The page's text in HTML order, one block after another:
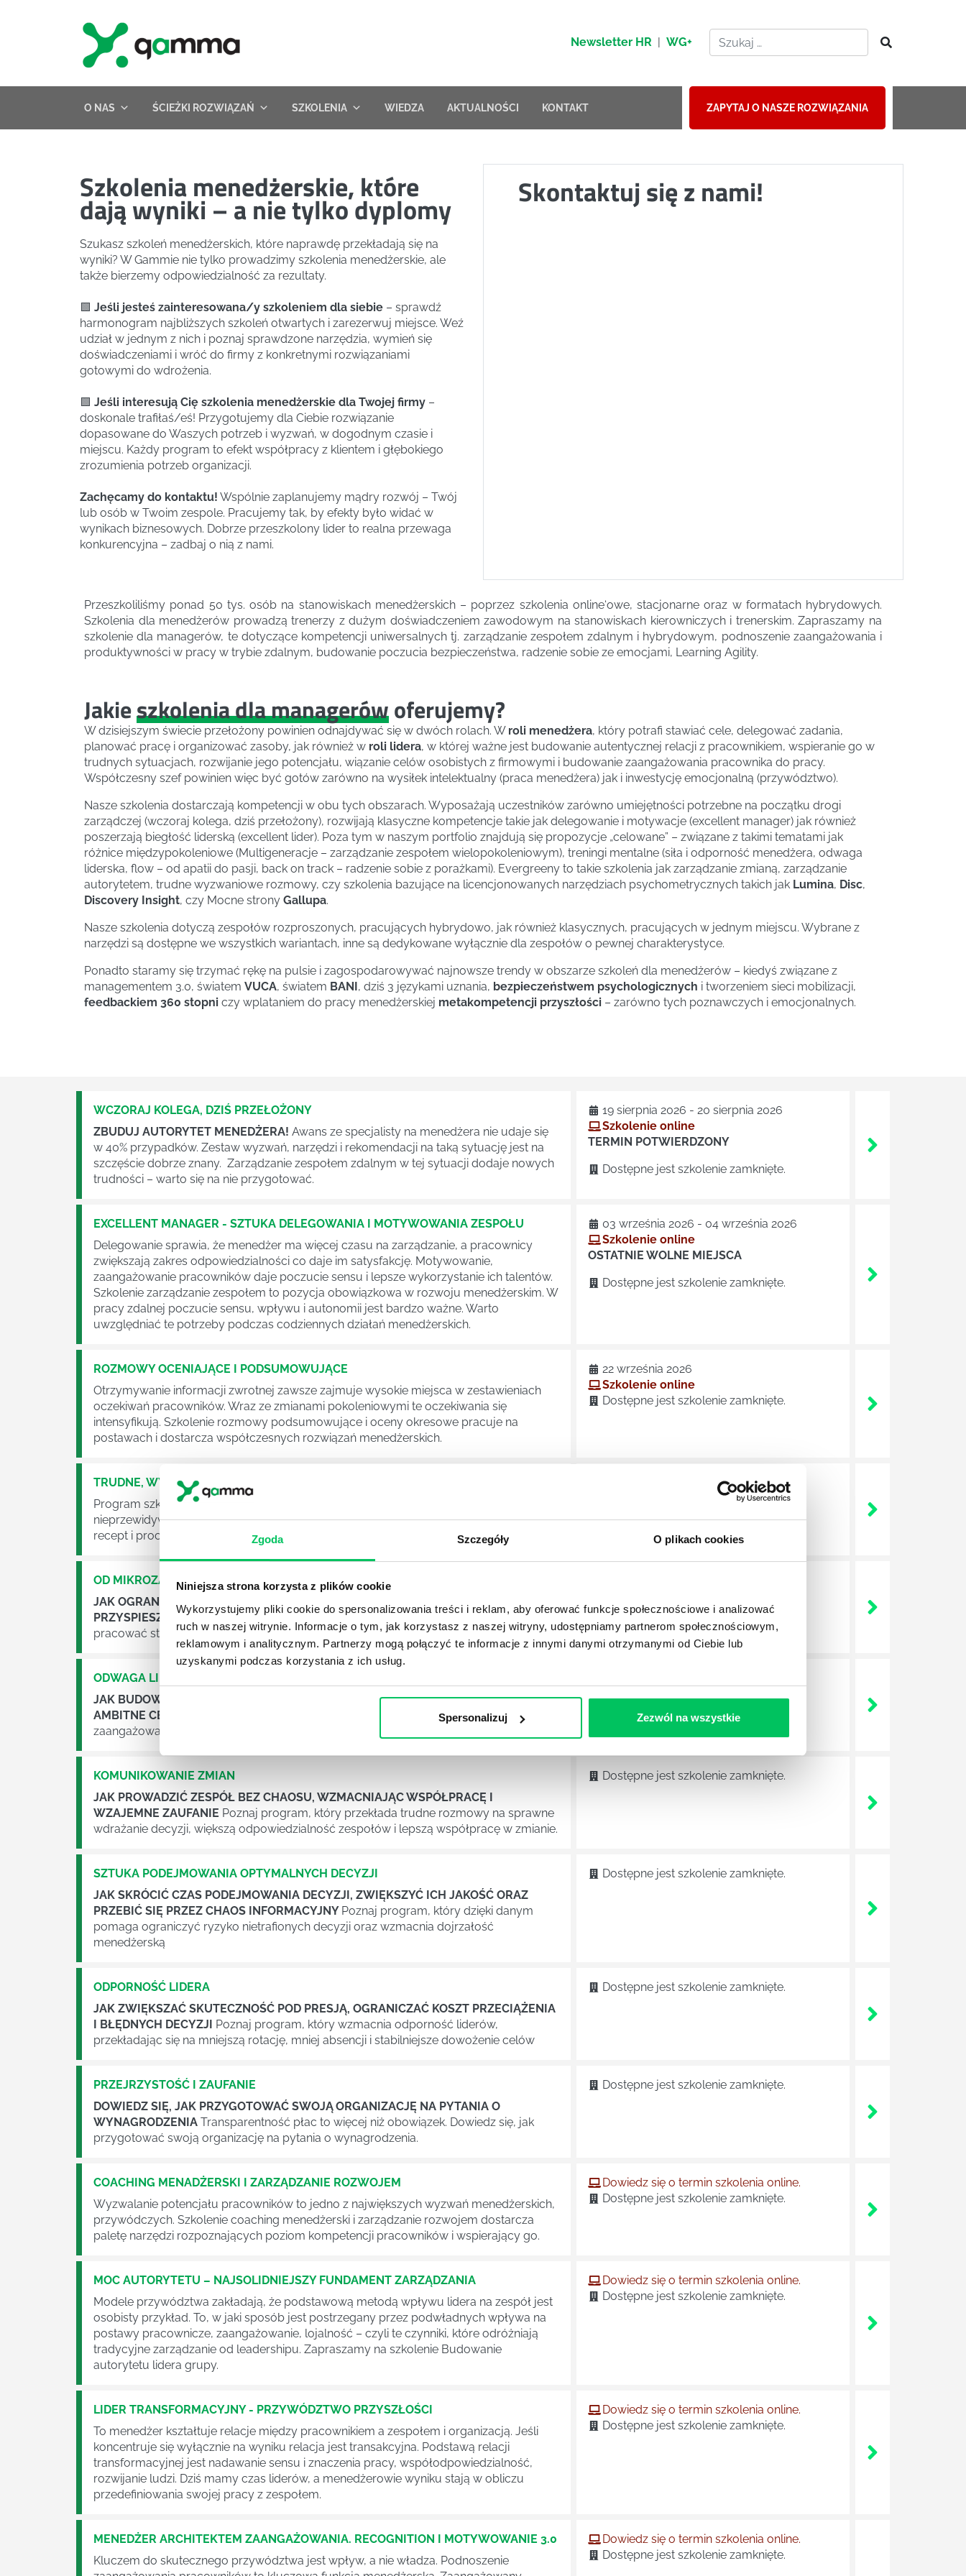
Zgoda Szczegóły O plikach cookies
Niniejsza strona korzysta z plików cookie
Wykorzystujemy pliki cookie do spersonalizowania treści i reklam, aby oferować funkcje społecznościowe i analizować
ruch w naszej witrynie. Informacje o tym, jak korzystasz z naszej witryny, udostępniamy partnerom społecznościowym,
reklamowym i analitycznym. Partnerzy mogą połączyć te informacje z innymi danymi otrzymanymi od Ciebie lub
uzyskanymi podczas korzystania z ich usług.
Spersonalizuj Zezwól na wszystkie
Newsletter HR | WG+
O NAS ŚCIEŻKI ROZWIĄZAŃ SZKOLENIA WIEDZA AKTUALNOŚCI KONTAKT ZAPYTAJ O NASZE ROZWIĄZANIA
Szkolenia menedżerskie, które
dają wyniki – a nie tylko dyplomy
Szukasz szkoleń menedżerskich, które naprawdę przekładają się na
wyniki? W Gammie nie tylko prowadzimy szkolenia menedżerskie, ale
także bierzemy odpowiedzialność za rezultaty.
🟩 Jeśli jesteś zainteresowana/y szkoleniem dla siebie – sprawdź
harmonogram najbliższych szkoleń otwartych i zarezerwuj miejsce. Weź
udział w jednym z nich i poznaj sprawdzone narzędzia, wymień się
doświadczeniami i wróć do firmy z konkretnymi rozwiązaniami
gotowymi do wdrożenia.
🟩 Jeśli interesują Cię szkolenia menedżerskie dla Twojej firmy –
doskonale trafiłaś/eś! Przygotujemy dla Ciebie rozwiązanie
dopasowane do Waszych potrzeb i wyzwań, w dogodnym czasie i
miejscu. Każdy program to efekt współpracy z klientem i głębokiego
zrozumienia potrzeb organizacji.
Zachęcamy do kontaktu! Wspólnie zaplanujemy mądry rozwój – Twój
lub osób w Twoim zespole. Pracujemy tak, by efekty było widać w
wynikach biznesowych. Dobrze przeszkolony lider to realna przewaga
konkurencyjna – zadbaj o nią z nami.
Skontaktuj się z nami!
Przeszkoliliśmy ponad 50 tys. osób na stanowiskach menedżerskich – poprzez szkolenia online‘owe, stacjonarne oraz w formatach hybrydowych.
Szkolenia dla menedżerów prowadzą trenerzy z dużym doświadczeniem zawodowym na stanowiskach kierowniczych i trenerskim. Zapraszamy na
szkolenie dla managerów, te dotyczące kompetencji uniwersalnych tj. zarządzanie zespołem zdalnym i hybrydowym, podnoszenie zaangażowania i
produktywności w pracy w trybie zdalnym, budowanie poczucia bezpieczeństwa, radzenie sobie ze emocjami, Learning Agility.
Jakieszkolenia dla managerówoferujemy?
W dzisiejszym świecie przełożony powinien odnajdywać się w dwóch rolach. W roli menedżera, który potrafi stawiać cele, delegować zadania,
planować pracę i organizować zasoby, jak również w roli lidera, w której ważne jest budowanie autentycznej relacji z pracownikiem, wspieranie go w
trudnych sytuacjach, rozwijanie jego potencjału, wiązanie celów osobistych z firmowymi i budowanie zaangażowania pracownika do pracy.
Współczesny szef powinien więc być gotów zarówno na wysiłek intelektualny (praca menedżera) jak i inwestycję emocjonalną (przywództwo).
Nasze szkolenia dostarczają kompetencji w obu tych obszarach. Wyposażają uczestników zarówno umiejętności potrzebne na początku drogi
zarządczej (wczoraj kolega, dziś przełożony), rozwijają klasyczne kompetencje takie jak delegowanie i motywacje (excellent manager) jak również
poszerzają biegłość liderską (excellent lider). Poza tym w naszym portfolio znajdują się propozycje „celowane” – związane z takimi tematami jak
różnice międzypokoleniowe (Multigeneracje – zarządzanie zespołem wielopokoleniowym), treningi mentalne (siła i odporność menedżera, odwaga
liderska, flow – od apatii do pasji, back on track – radzenie sobie z porażkami). Evergreeny to takie szkolenia jak zarządzanie zmianą, zarządzanie
autorytetem, trudne wyzwaniowe rozmowy, czy szkolenia bazujące na licencjonowanych narzędziach psychometrycznych takich jak Lumina, Disc,
Discovery Insight, czy Mocne strony Gallupa.
Nasze szkolenia dotyczą zespołów rozproszonych, pracujących hybrydowo, jak również klasycznych, pracujących w jednym miejscu. Wybrane z
narzędzi są dostępne we wszystkich wariantach, inne są dedykowane wyłącznie dla zespołów o pewnej charakterystyce.
Ponadto staramy się trzymać rękę na pulsie i zagospodarowywać najnowsze trendy w obszarze szkoleń dla menedżerów – kiedyś związane z
managementem 3.0, światem VUCA, światem BANI , dziś 3 językami uznania, bezpieczeństwem psychologicznych i tworzeniem sieci mobilizacji,
feedbackiem 360 stopni czy wplataniem do pracy menedżerskiej metakompetencji przyszłości – zarówno tych poznawczych i emocjonalnych.
WCZORAJ KOLEGA, DZIŚ PRZEŁOŻONY
ZBUDUJ AUTORYTET MENEDŻERA! Awans ze specjalisty na menedżera nie udaje się
w 40% przypadków. Zestaw wyzwań, narzędzi i rekomendacji na taką sytuację jest na
szczęście dobrze znany. Zarządzanie zespołem zdalnym w tej sytuacji dodaje nowych
trudności – warto się na nie przygotować.
19 sierpnia 2026 - 20 sierpnia 2026
Szkolenie online
TERMIN POTWIERDZONY
Dostępne jest szkolenie zamknięte.
EXCELLENT MANAGER - SZTUKA DELEGOWANIA I MOTYWOWANIA ZESPOŁU
Delegowanie sprawia, że menedżer ma więcej czasu na zarządzanie, a pracownicy
zwiększają zakres odpowiedzialności co daje im satysfakcję. Motywowanie,
zaangażowanie pracowników daje poczucie sensu i lepsze wykorzystanie ich talentów.
Szkolenie zarządzanie zespołem to pozycja obowiązkowa w rozwoju menedżerskim. W
pracy zdalnej poczucie sensu, wpływu i autonomii jest bardzo ważne. Warto
uwzględniać te potrzeby podczas codziennych działań menedżerskich.
03 września 2026 - 04 września 2026
Szkolenie online
OSTATNIE WOLNE MIEJSCA
Dostępne jest szkolenie zamknięte.
ROZMOWY OCENIAJĄCE I PODSUMOWUJĄCE
Otrzymywanie informacji zwrotnej zawsze zajmuje wysokie miejsca w zestawieniach
oczekiwań pracowników. Wraz ze zmianami pokoleniowymi te oczekiwania się
intensyfikują. Szkolenie rozmowy podsumowujące i oceny okresowe pracuje na
postawach i dostarcza współczesnych rozwiązań menedżerskich.
22 września 2026
Szkolenie online
Dostępne jest szkolenie zamknięte.
TRUDNE, WYZWANIOWE ROZMOWY MENEDŻERSKIE
Program szkolenia „Trudne rozmowy menedżerskie” jest odpowiedzią na zmienność i
nieprzewidywalność wielu sytuacji, a w związku z tym malejącą skuteczność gotowych
recept i procedur postępowania.
OD MIKROZARZĄDZANIA DO DELEGOWANIA
JAK OGRANICZYĆ MIKROZARZĄDZANIE, ZWIĘKSZYĆ EFEKTYWNOŚĆ I
PRZYSPIESZYĆ REALIZACJĘ CELÓW.
Poznaj program, który pomaga liderom
pracować strategicznie, zespołom działać szybciej i z większą odpowiedzialnością.
ODWAGA LIDERSKA
JAK BUDOWAĆ KULTURĘ ODWAGI, ZWIĘKSZAĆ MORALE ZESPOŁU I REALIZOWAĆ
AMBITNE CELE.
Poznaj program, który przekłada się na mniej konfliktów, większe
zaangażowanie i lepsze wyniki biznesowe
KOMUNIKOWANIE ZMIAN
JAK PROWADZIĆ ZESPÓŁ BEZ CHAOSU, WZMACNIAJĄC WSPÓŁPRACĘ I
WZAJEMNE ZAUFANIE Poznaj program, który przekłada trudne rozmowy na sprawne
wdrażanie decyzji, większą odpowiedzialność zespołów i lepszą współpracę w zmianie.
Dostępne jest szkolenie zamknięte.
SZTUKA PODEJMOWANIA OPTYMALNYCH DECYZJI
JAK SKRÓCIĆ CZAS PODEJMOWANIA DECYZJI, ZWIĘKSZYĆ ICH JAKOŚĆ ORAZ
PRZEBIĆ SIĘ PRZEZ CHAOS INFORMACYJNY Poznaj program, który dzięki danym
pomaga ograniczyć ryzyko nietrafionych decyzji oraz wzmacnia dojrzałość
menedżerską
Dostępne jest szkolenie zamknięte.
ODPORNOŚĆ LIDERA
JAK ZWIĘKSZAĆ SKUTECZNOŚĆ POD PRESJĄ, OGRANICZAĆ KOSZT PRZECIĄŻENIA
I BŁĘDNYCH DECYZJI
Poznaj program, który wzmacnia odporność liderów,
przekładając się na mniejszą rotację, mniej absencji i stabilniejsze dowożenie celów
Dostępne jest szkolenie zamknięte.
PRZEJRZYSTOŚĆ I ZAUFANIE
DOWIEDZ SIĘ, JAK PRZYGOTOWAĆ SWOJĄ ORGANIZACJĘ NA PYTANIA O
WYNAGRODZENIA Transparentność płac to więcej niż obowiązek. Dowiedz się, jak
przygotować swoją organizację na pytania o wynagrodzenia.
Dostępne jest szkolenie zamknięte.
COACHING MENADŻERSKI I ZARZĄDZANIE ROZWOJEM
Wyzwalanie potencjału pracowników to jedno z największych wyzwań menedżerskich,
przywódczych. Szkolenie coaching menedżerski i zarządzanie rozwojem dostarcza
paletę narzędzi rozpoznających poziom kompetencji pracowników i wspierający go.
Dowiedz się o termin szkolenia online.
Dostępne jest szkolenie zamknięte.
MOC AUTORYTETU – NAJSOLIDNIEJSZY FUNDAMENT ZARZĄDZANIA
Modele przywództwa zakładają, że podstawową metodą wpływu lidera na zespół jest
osobisty przykład. To, w jaki sposób jest postrzegany przez podwładnych wpływa na
postawy pracownicze, zaangażowanie, lojalność – czyli te czynniki, które odróżniają
tradycyjne zarządzanie od leadershipu. Zapraszamy na szkolenie Budowanie
autorytetu lidera grupy.
Dowiedz się o termin szkolenia online.
Dostępne jest szkolenie zamknięte.
LIDER TRANSFORMACYJNY - PRZYWÓDZTWO PRZYSZŁOŚCI
To menedżer kształtuje relacje między pracownikiem a zespołem i organizacją. Jeśli
koncentruje się wyłącznie na wyniku relacja jest transakcyjna. Podstawą relacji
transformacyjnej jest nadawanie sensu i znaczenia pracy, współodpowiedzialność,
rozwijanie ludzi. Dziś mamy czas liderów, a menedżerowie wyniku stają w obliczu
przedefiniowania swojej pracy z zespołem.
Dowiedz się o termin szkolenia online.
Dostępne jest szkolenie zamknięte.
MENEDŻER ARCHITEKTEM ZAANGAŻOWANIA. RECOGNITION I MOTYWOWANIE 3.0
Kluczem do skutecznego przywództwa jest wpływ, a nie władza. Podnoszenie
Dowiedz się o termin szkolenia online.
Dostępne jest szkolenie zamknięte.